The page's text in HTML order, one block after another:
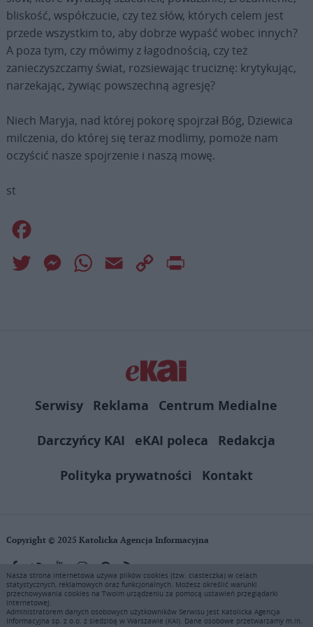
bliskość, współczucie, czy też słów, których celem jest
przede wszystkim to, aby dobrze wypaść wobec innych?
A poza tym, czy mówimy z łagodnością, czy też
zanieczyszczamy świat, rozsiewając truciznę: krytykując,
narzekając, żywiąc powszechną agresję?
Niech Maryja, nad której pokorę spojrzał Bóg, Dziewica
milczenia, do której się teraz modlimy, pomoże nam
oczyścić nasze spojrzenie i naszą mowę.
st
Twitter MessengerWhatsApp
Email
Copy
Serwisy Reklama
Centrum Medialne
Darczyńcy KAI
eKAI poleca
Redakcja
Polityka prywatności
Kontakt
Copyright © 2025 Katolicka Agencja Informacyjna
KAI zastrzega wszelkie prawa do serwisu. Użytkownicy mogą pobierać
i drukować fragmenty zawartości serwisu internetowego www.ekai.pl
wyłącznie do użytku osobistego. Publikacja, rozpowszechnianie
Nasza strona internetowa używa plików cookies (tzw. ciasteczka) w celach
statystycznych, reklamowych oraz funkcjonalnych. Możesz określić warunki
przechowywania cookies na Twoim urządzeniu za pomocą ustawień przeglądarki
internetowej.
Administratorem danych osobowych użytkowników Serwisu jest Katolicka Agencja
Informacyjna sp. z o.o. z siedzibą w Warszawie (KAI). Dane osobowe przetwarzamy m.in.